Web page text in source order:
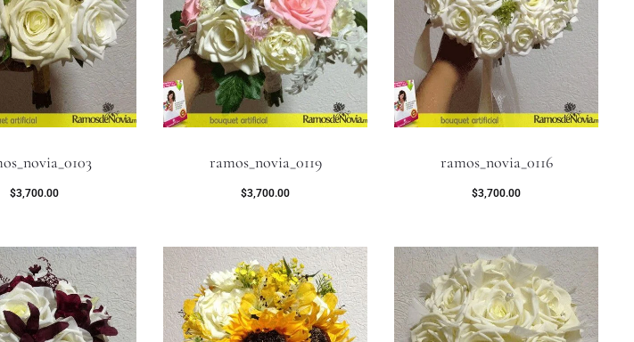
$3,700.00
ramos_novia_0119
$3,700.00
ramos_novia_0116
$3,700.00